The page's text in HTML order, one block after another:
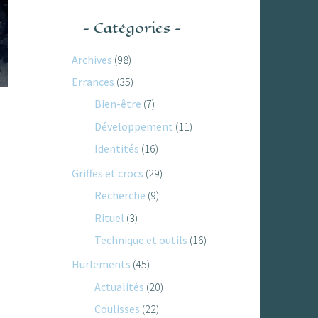
Catégories
Archives (98)
Errances (35)
Bien-être (7)
Développement (11)
Identités (16)
Griffes et crocs (29)
Recherche (9)
Rituel (3)
Technique et outils (16)
Hurlements (45)
Actualités (20)
Coulisses (22)